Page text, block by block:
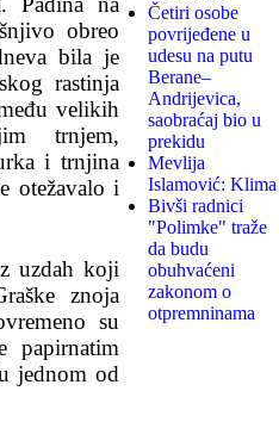
obreo
bila je
rastinja
velikih
trnjem,
i trnjina
otežavalo i
uzdah koji
znoja
su
papirnatim
jednom od
Četiri osobe
povrijeđene u
udesu na putu
Berane–
Andrijevica,
saobraćaj bio u
prekidu
Mevlija
Islamović: Klima
Bivši radnici
"Polimke" traže
da budu
obuhvaćeni
zakonom o
otpremninama